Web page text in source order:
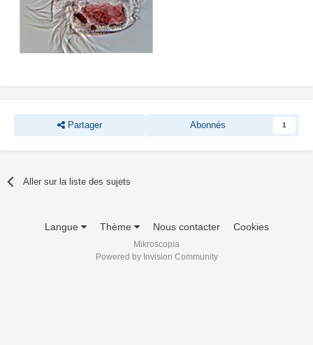
Partager Abonnés 1
Aller sur la liste des sujets
Langue Thème Nous contacter Cookies
Mikroscopia
Powered by Invision Community